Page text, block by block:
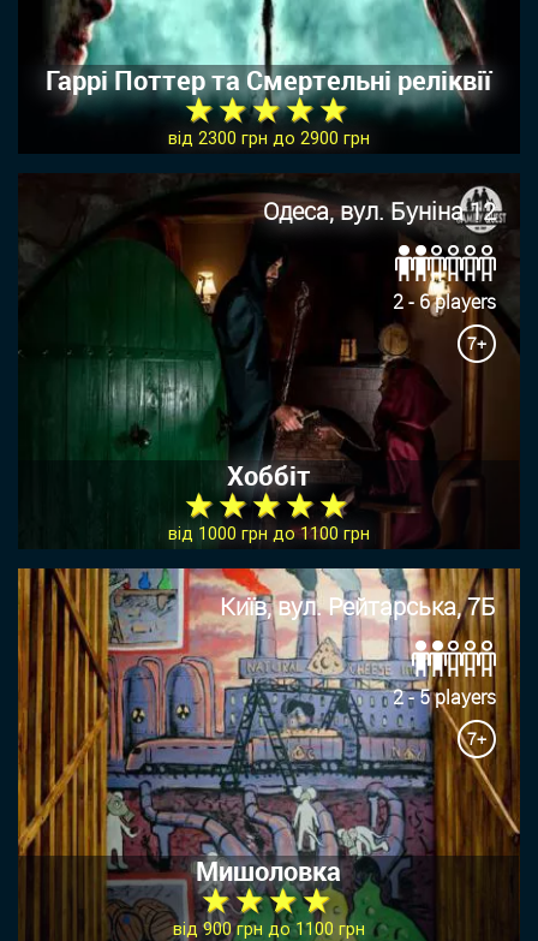
Гаррі Поттер та Смертельні реліквії
★ ★ ★ ★ ★
від 2300 грн до 2900 грн
Одеса, вул. Буніна 12
2 - 6 players
7+
Хоббіт
★ ★ ★ ★ ★
від 1000 грн до 1100 грн
Київ, вул. Рейтарська, 7Б
2 - 5 players
7+
Мишоловка
★ ★ ★ ★
від 900 грн до 1100 грн